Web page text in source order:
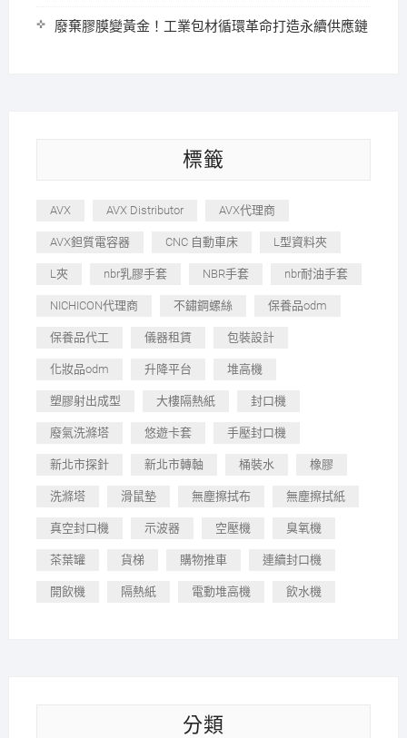
廢棄膠膜變黃金！工業包材循環革命打造永續供應鏈
標籤
AVX AVX Distributor AVX代理商
AVX鉭質電容器 CNC 自動車床 L型資料夾
L夾 nbr乳膠手套 NBR手套 nbr耐油手套
NICHICON代理商 不鏽鋼螺絲 保養品odm
保養品代工 儀器租賃 包裝設計
化妝品odm 升降平台 堆高機
塑膠射出成型 大樓隔熱紙 封口機
廢氣洗滌塔 悠遊卡套 手壓封口機
新北市探針 新北市轉軸 桶裝水 橡膠
洗滌塔 滑鼠墊 無塵擦拭布 無塵擦拭紙
真空封口機 示波器 空壓機 臭氧機
茶葉罐 貨梯 購物推車 連續封口機
開飲機 隔熱紙 電動堆高機 飲水機
分類